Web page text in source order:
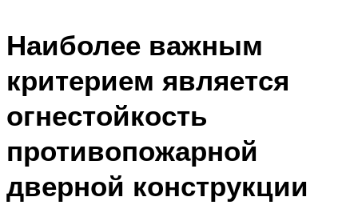
Наиболее важным
критерием является
огнестойкость
противопожарной
дверной конструкции